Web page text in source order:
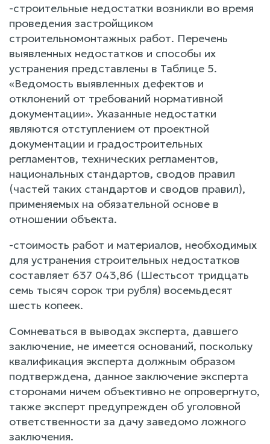
-строительные недостатки возникли во время
проведения застройщиком
строительномонтажных работ. Перечень
выявленных недостатков и способы их
устранения представлены в Таблице 5.
«Ведомость выявленных дефектов и
отклонений от требований нормативной
документации». Указанные недостатки
являются отступлением от проектной
документации и градостроительных
регламентов, технических регламентов,
национальных стандартов, сводов правил
(частей таких стандартов и сводов правил),
применяемых на обязательной основе в
отношении объекта.
-стоимость работ и материалов, необходимых
для устранения строительных недостатков
составляет 637 043,86 (Шестьсот тридцать
семь тысяч сорок три рубля) восемьдесят
шесть копеек.
Сомневаться в выводах эксперта, давшего
заключение, не имеется оснований, поскольку
квалификация эксперта должным образом
подтверждена, данное заключение эксперта
сторонами ничем объективно не опровергнуто,
также эксперт предупрежден об уголовной
ответственности за дачу заведомо ложного
заключения.